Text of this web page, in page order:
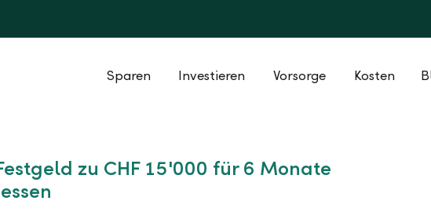
Sparen Investieren Vorsorge Kosten
zu CHF 15'000 für 6 Monate